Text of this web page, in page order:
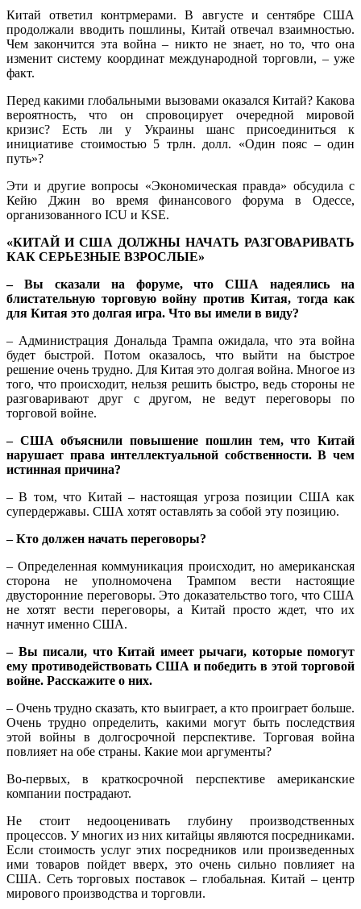
Китай ответил контрмерами. В августе и сентябре США
продолжали вводить пошлины, Китай отвечал взаимностью.
Чем закончится эта война – никто не знает, но то, что она
изменит систему координат международной торговли, – уже
факт.
Перед какими глобальными вызовами оказался Китай? Какова
вероятность, что он спровоцирует очередной мировой
кризис? Есть ли у Украины шанс присоединиться к
инициативе стоимостью 5 трлн. долл. «Один пояс – один
путь»?
Эти и другие вопросы «Экономическая правда» обсудила с
Кейю Джин во время финансового форума в Одессе,
организованного ICU и KSE.
«КИТАЙ И США ДОЛЖНЫ НАЧАТЬ РАЗГОВАРИВАТЬ
КАК СЕРЬЕЗНЫЕ ВЗРОСЛЫЕ»
– Вы сказали на форуме, что США надеялись на
блистательную торговую войну против Китая, тогда как
для Китая это долгая игра. Что вы имели в виду?
– Администрация Дональда Трампа ожидала, что эта война
будет быстрой. Потом оказалось, что выйти на быстрое
решение очень трудно. Для Китая это долгая война. Многое из
того, что происходит, нельзя решить быстро, ведь стороны не
разговаривают друг с другом, не ведут переговоры по
торговой войне.
– США объяснили повышение пошлин тем, что Китай
нарушает права интеллектуальной собственности. В чем
истинная причина?
– В том, что Китай – настоящая угроза позиции США как
супердержавы. США хотят оставлять за собой эту позицию.
– Кто должен начать переговоры?
– Определенная коммуникация происходит, но американская
сторона не уполномочена Трампом вести настоящие
двусторонние переговоры. Это доказательство того, что США
не хотят вести переговоры, а Китай просто ждет, что их
начнут именно США.
– Вы писали, что Китай имеет рычаги, которые помогут
ему противодействовать США и победить в этой торговой
войне. Расскажите о них.
– Очень трудно сказать, кто выиграет, а кто проиграет больше.
Очень трудно определить, какими могут быть последствия
этой войны в долгосрочной перспективе. Торговая война
повлияет на обе страны. Какие мои аргументы?
Во-первых, в краткосрочной перспективе американские
компании пострадают.
Не стоит недооценивать глубину производственных
процессов. У многих из них китайцы являются посредниками.
Если стоимость услуг этих посредников или произведенных
ими товаров пойдет вверх, это очень сильно повлияет на
США. Сеть торговых поставок – глобальная. Китай – центр
мирового производства и торговли.